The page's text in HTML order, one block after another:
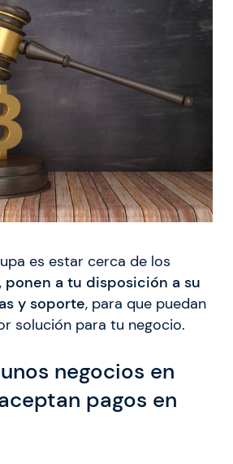
es estar cerca de los
ponen a tu disposición a su
y soporte, para que puedan
solución para tu negocio.
negocios en
pagos en